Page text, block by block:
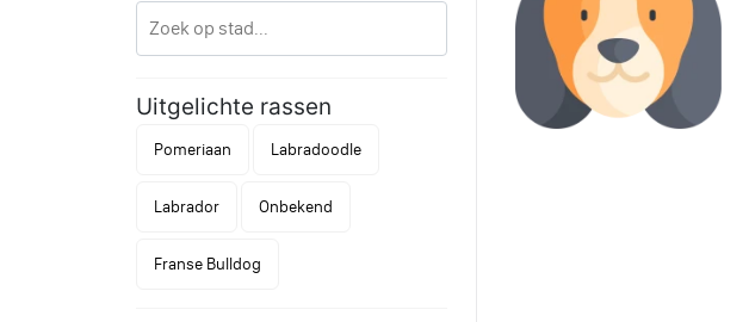
Uitgelichte rassen
Pomeriaan Labradoodle
Labrador Onbekend
Franse Bulldog